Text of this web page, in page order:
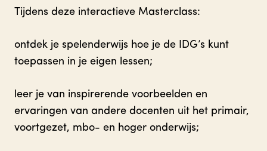
Tijdens deze interactieve Masterclass:
ontdek je spelenderwijs hoe je de IDG’s kunt
toepassen in je eigen lessen;
leer je van inspirerende voorbeelden en
ervaringen van andere docenten uit het primair,
voortgezet, mbo- en hoger onderwijs;